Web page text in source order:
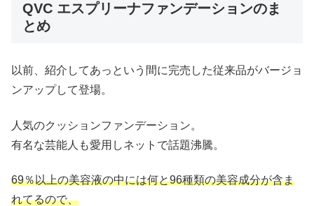
QVC エスプリーナファンデーションのま
とめ
以前、紹介してあっという間に完売した従来品がバージョ
ンアップして登場。
人気のクッションファンデーション。
有名な芸能人も愛用しネットで話題沸騰。
69％以上の美容液の中には何と96種類の美容成分が含ま
れてるので、